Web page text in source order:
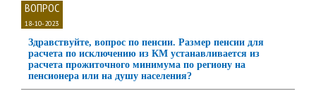
ВОПРОС
18-10-2023
Здравствуйте, вопрос по пенсии. Размер пенсии для
расчета по исключению из КМ устанавливается из
расчета прожиточного минимума по региону на
пенсионера или на душу населения?